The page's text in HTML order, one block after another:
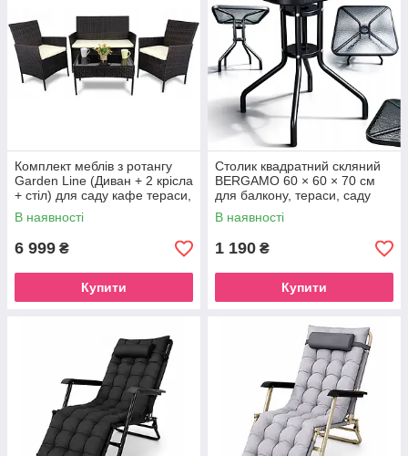
Комплект меблів з ротангу
Garden Line (Диван + 2 крісла
+ стіл) для саду кафе тераси,
Коричневий
В наявності
6 999 ₴
Купити
Столик квадратний скляний
BERGAMO 60 × 60 × 70 см
для балкону, тераси, саду
(Польща)
В наявності
1 190 ₴
Купити